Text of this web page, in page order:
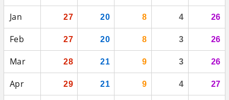
Jan 27 20 8 4 26
Feb 27 20 8 3 26
Mar 28 21 9 3 26
Apr 29 21 9 4 27